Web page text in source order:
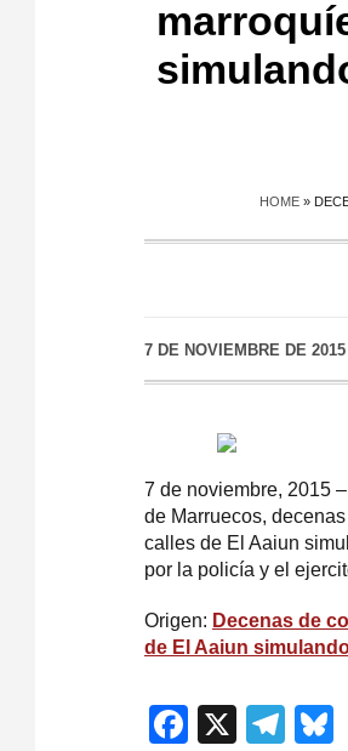
HOME »
7 DE NOVIEMBRE DE 2015
7 de noviembre, 2015
de Marruecos,
calles de El Aaiun
por la policía y el
Origen: Decenas de
de El Aaiun
Facebook
X